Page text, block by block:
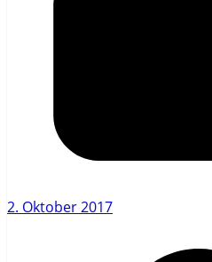
2. Oktober 2017